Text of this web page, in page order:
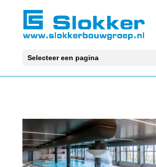
Selecteer een pagina